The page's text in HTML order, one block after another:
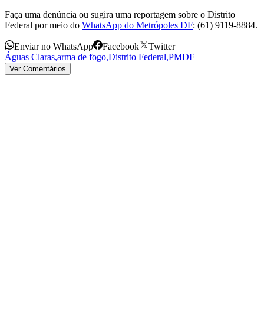
Faça uma denúncia ou sugira uma reportagem sobre o Distrito
Federal por meio do WhatsApp do Metrópoles DF: (61) 9119-8884.
Enviar no WhatsApp Facebook
Twitter
Águas Claras,arma de fogo,Distrito Federal,PMDF
Ver Comentários